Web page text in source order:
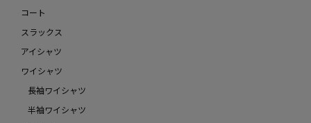
コート
スラックス
アイシャツ
ワイシャツ
長袖ワイシャツ
半袖ワイシャツ